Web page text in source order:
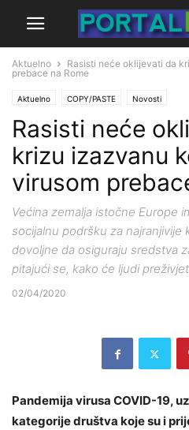
Aktuelno
Rasisti neće oklijevati da
prebace na Rome
Aktuelno COPY/PASTE Novosti
Rasisti neće
krizu izazvanu
virusom
Većina zemalja istočne Europe
socijalnu podršku za
dovoljne da osiguraju sredstva
pitajući se, kako će ljudi
02/04/2020
Pandemija virusa COVID-19,
kategorije društva koje su i